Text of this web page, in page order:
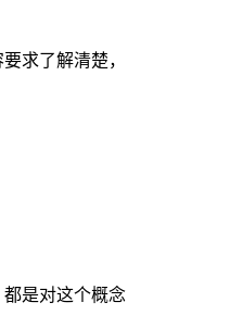
求了解清楚，
是对这个概念